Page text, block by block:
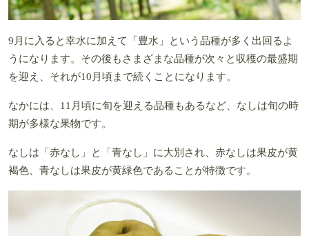
9月に入ると幸水に加えて「豊水」という品種が多く出回るよ
うになります。その後もさまざまな品種が次々と収穫の最盛期
を迎え、それが10月頃まで続くことになります。
なかには、11月頃に旬を迎える品種もあるなど、なしは旬の時
期が多様な果物です。
なしは「赤なし」と「青なし」に大別され、赤なしは果皮が黄
褐色、青なしは果皮が黄緑色であることが特徴です。